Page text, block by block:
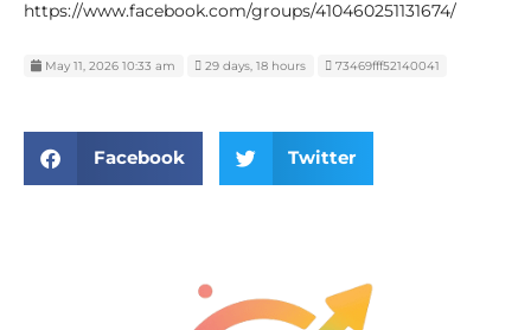
https://www.facebook.com/groups/410460251131674/
May 11, 2026 10:33 am 29 days, 18 hours 73469fff52140041
Facebook Twitter